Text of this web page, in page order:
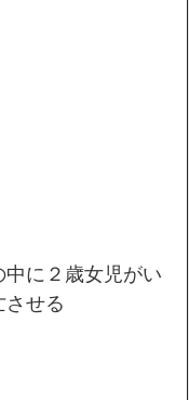
ら午前2時に一人で墓
→予想外の返事に家族
中に２歳女児がい
せる